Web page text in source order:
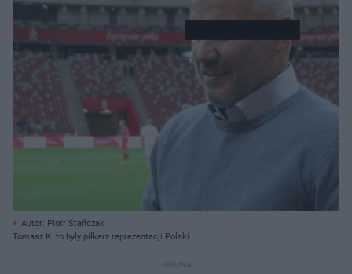
Autor: Piotr Stańczak
Tomasz K. to były piłkarz reprezentacji Polski.